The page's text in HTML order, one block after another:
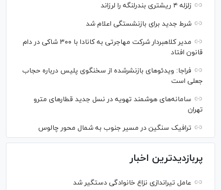
زلزله ۴ ریشتری بندرلنگه را لرزاند
شرط جدید برای بازنشستگی اعلام شد
مدیر کلاهبردار شرکت مهاجرتی به کانادا با ۳۰۰ شاکی در دام
قانون افتاد
فراجا: ویدئو‌های بازنشرشده از سخنگوی پلیس درباره حجاب
جعلی است
سامانه‌های هوشمند تهویه در نسل جدید قطار‌های مترو
تهران
ترافیک سنگین در مسیر جنوب به شمال محور چالوس
پربازدیدترین اخبار
عامل تیراندازی نزاع خانوادگی دستگیر شد